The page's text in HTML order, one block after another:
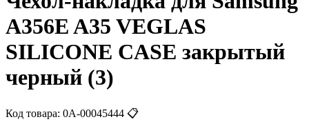
A356E A35 VEGLAS
SILICONE CASE закрытый
черный (3)
Код товара: 0А-00045444 📋